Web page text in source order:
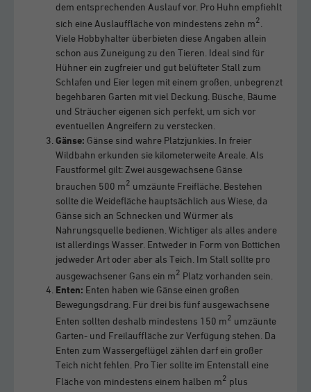
dem entsprechenden Auslauf vor. Pro Huhn empfiehlt
sich eine Auslauffläche von mindestens zehn m2
Viele Hobbyhalter überbieten diese Angaben allein
schon aus Zuneigung zu den Tieren. Ideal sind für
Hühner ein zugfreier und gut belüfteter Stall zum
Schlafen und Eier legen mit einem großen, unbegrenzt
begehbaren Garten mit viel Deckung. Büsche, Bäume
und Sträucher eigenen sich perfekt, um sich vor
eventuellen Angreifern zu verstecken.
Gänse: Gänse sind wahre Platzjunkies. In freier
Wildbahn erkunden sie kilometerweite Areale. Als
Faustformel gilt: Zwei ausgewachsene Gänse
brauchen 500 m2 umzäunte Freifläche. Bestehen
sollte die Weidefläche hauptsächlich aus Wiese, da
Gänse sich an Schnecken und Würmer als
Nahrungsquelle bedienen. Wichtiger als alles andere
ist allerdings Wasser. Entweder in Form von Bottichen
jedweder Art oder aber als Teich. Im Stall sollte pro
ausgewachsener Gans ein m2 Platz vorhanden sein.
Enten: Enten haben wie Gänse einen großen
Bewegungsdrang. Für drei bis fünf ausgewachsene
Enten sollten deshalb mindestens 150 m2 umzäunte
Garten- und Freilauffläche zur Verfügung stehen. Da
Enten zum Wassergeflügel zählen darf ein großer
Teich nicht fehlen. Pro Tier sollte im Entenstall eine
Fläche von mindestens einem halben m2 plus